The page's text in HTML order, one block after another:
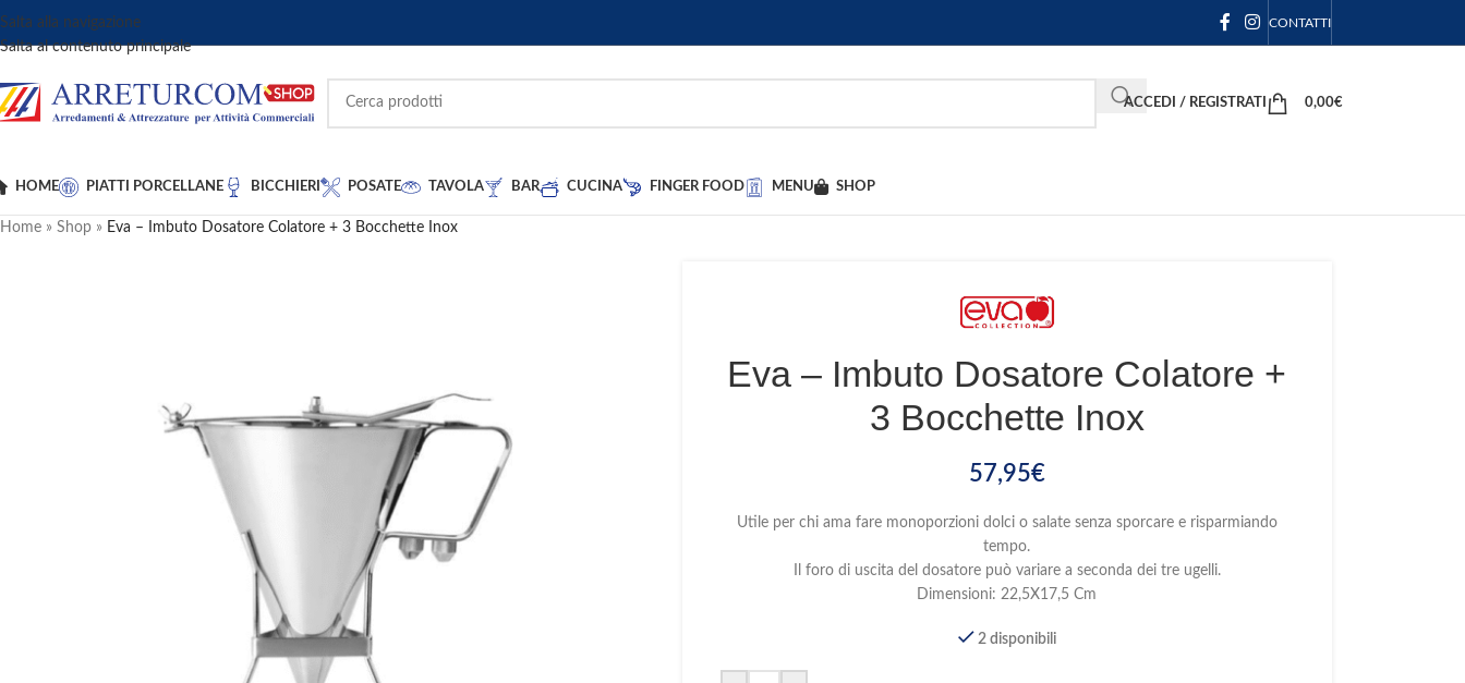
Salta alla navigazione
Salta al contenuto principale
CONTATTI
ACCEDI / REGISTRATI 0,00€
HOME PIATTI PORCELLANE BICCHIERI POSATE TAVOLA BAR CUCINA FINGER FOOD MENU SHOP
Home » Shop » Eva – Imbuto Dosatore Colatore + 3 Bocchette Inox
Eva – Imbuto Dosatore Colatore +
3 Bocchette Inox
57,95€
Utile per chi ama fare monoporzioni dolci o salate senza sporcare e risparmiando
tempo.
Il foro di uscita del dosatore può variare a seconda dei tre ugelli.
Dimensioni: 22,5X17,5 Cm
2 disponibili